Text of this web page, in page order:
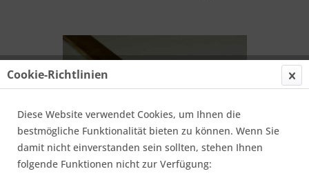
Cookie-Richtlinien
Diese Website verwendet Cookies, um Ihnen die
bestmögliche Funktionalität bieten zu können. Wenn Sie
damit nicht einverstanden sein sollten, stehen Ihnen
folgende Funktionen nicht zur Verfügung: